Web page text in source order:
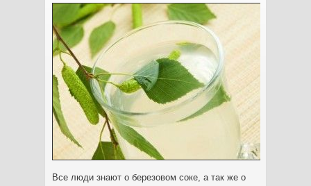
Все люди знают о березовом соке, а так же о